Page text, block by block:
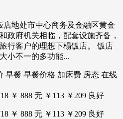
地处市中心商务及金融区黄金
政府机关相临，配套设施齐备，
行客户的理想下榻饭店。 饭店
小不一的多功能...
餐 早餐价格 加床费 房态 在线
888 无 ￥113 ￥209 良好
888 无 ￥113 ￥209 良好